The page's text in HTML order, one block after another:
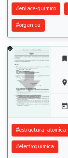
#enlace-quimico
#organica




#estructura-atomica
#electroquimica